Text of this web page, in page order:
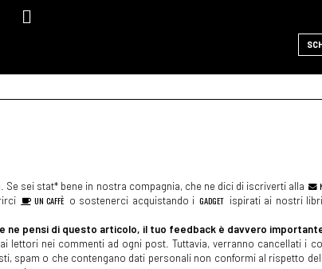
sei stat* bene in nostra compagnia, che ne dici di iscriverti alla
UN CAFFÈ o sostenerci acquistando i GADGET ispirati ai nostri
ne pensi di questo articolo, il tuo feedback è davvero
lettori nei commenti ad ogni post. Tuttavia, verranno cancellati i
spam o che contengano dati personali non conformi al rispetto